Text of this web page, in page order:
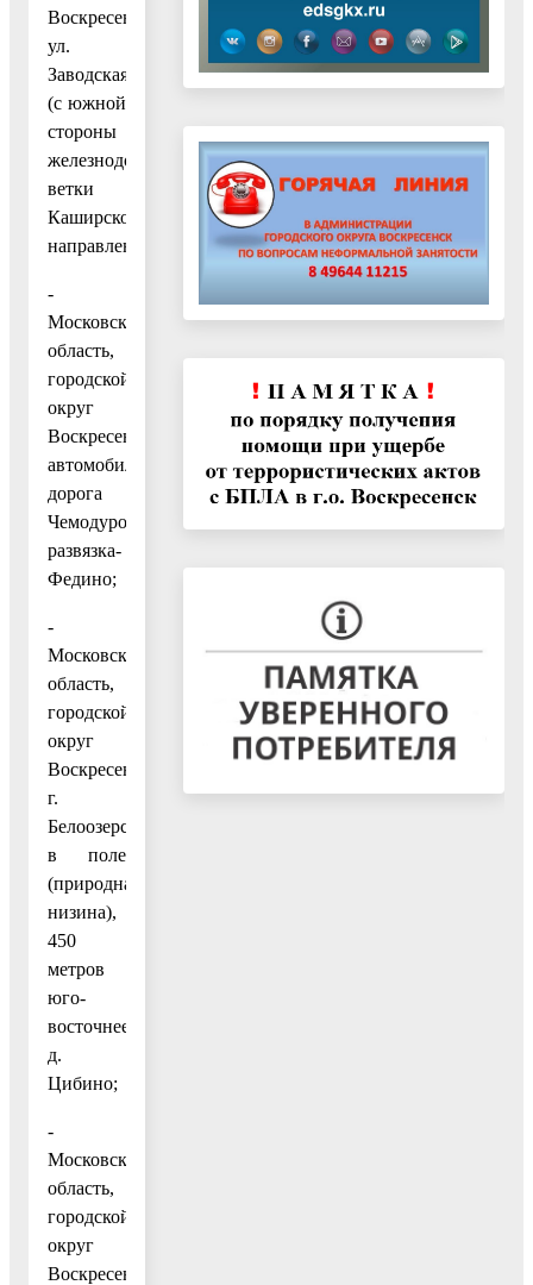
Воскресенск,
ул.
Заводская
(с южной
стороны
железнодорожной
ветки
Каширского
направления);
-
Московская
область,
городской
округ
Воскресенск,
автомобильная
дорога
Чемодуровская
развязка-
Федино;
-
Московская
область,
городской
округ
Воскресенск,
г.
Белоозерский,
в поле
(природная
низина),
450
метров
юго-
восточнее
д.
Цибино;
-
Московская
область,
городской
округ
Воскресенск,